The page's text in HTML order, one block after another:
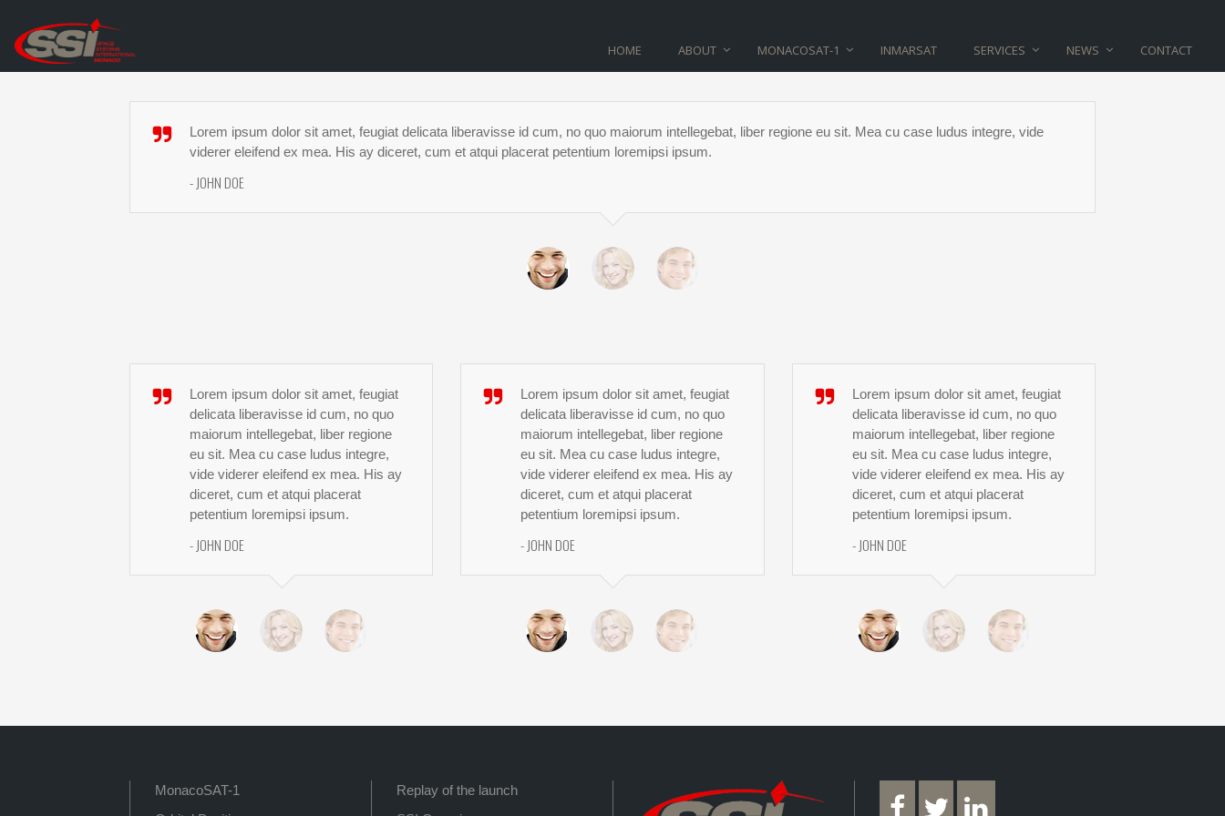
HOME ABOUT MONACOSAT-1 INMARSAT SERVICES NEWS CONTACT
TESTIMONIALS
Lorem ipsum dolor sit amet, feugiat delicata liberavisse id cum, no quo maiorum intellegebat, liber regione eu sit. Mea cu case ludus integre, vide
viderer eleifend ex mea. His ay diceret, cum et atqui placerat petentium loremipsi ipsum.
- JOHN DOE
Lorem ipsum dolor sit amet, feugiat
delicata liberavisse id cum, no quo
maiorum intellegebat, liber regione
eu sit. Mea cu case ludus integre,
vide viderer eleifend ex mea. His ay
diceret, cum et atqui placerat
petentium loremipsi ipsum.
- JOHN DOE
Lorem ipsum dolor sit amet, feugiat
delicata liberavisse id cum, no quo
maiorum intellegebat, liber regione
eu sit. Mea cu case ludus integre,
vide viderer eleifend ex mea. His ay
diceret, cum et atqui placerat
petentium loremipsi ipsum.
- JOHN DOE
Lorem ipsum dolor sit amet, feugiat
delicata liberavisse id cum, no quo
maiorum intellegebat, liber regione
eu sit. Mea cu case ludus integre,
vide viderer eleifend ex mea. His ay
diceret, cum et atqui placerat
petentium loremipsi ipsum.
- JOHN DOE
MonacoSAT-1
Replay of the launch